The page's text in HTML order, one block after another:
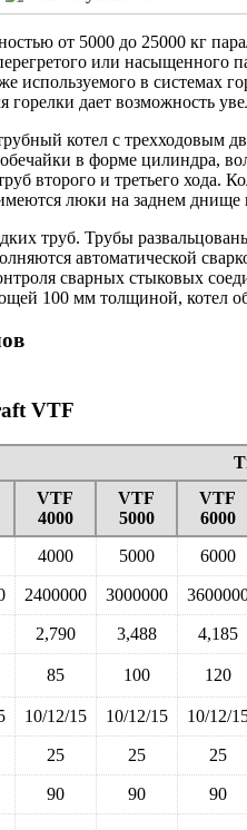
от 5000 до 25000 кг
или насыщенного
в системах
горелки дает возможность
котел с трехходовым
в форме цилиндра,
второго и третьего хода.
люки на заднем
труб. Трубы
автоматической
сварных стыковых
100 мм толщиной, котел
VTF
VTF
4000
VTF
5000
VTF
6000
4000 5000 6000
2400000 3000000
2,790 3,488 4,185
85 100 120
10/12/15 10/12/15 10/12/
25 25 25
90 90 90